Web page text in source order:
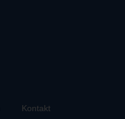
Kontakt